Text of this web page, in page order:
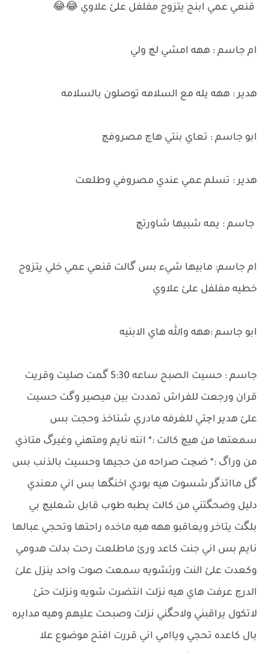
قنعي عمي ابنج يتزوج مفلفل علئ علاوي 😂😂
ام جاسم : ههه امشي لچ ولي
هدير : ههه يله مع السلامه توصلون بالسلامه
ابو جاسم : تعاي بنتي هاچ مصروفچ
هدير : تسلم عمي عندي مصروفي وطلعت
جاسم : يمه شبيها شاورتچ
ام جاسم: مابيها شيء بس گالت قنعي عمي خلي يتزوج
خطيه مفلفل علئ علاوي
ابو جاسم :ههه والله هاي الابنيه
جاسم : حسيت الصبح ساعه 5:30 گمت صليت وقريت
قران ورجعت للفراش تمددت بين ميصير وگت حسيت
علئ هدير اچتي للغرفه مادري شتاخذ وحجت بس
سمعتها من هيچ كالت :* انته نايم ومتهني وغيرگ متاذي
من وراگ :* ضچت صراحه من حجيها وحسيت بالذنب بس
گل مااتذگر شسوت هيه بودي اخنگها بس اني معندي
دليل وضحگتني من كالت يطبه طوب قابل شعليچ بي
بلگت يتاخر ويعاقبو ههه هيه ماخده راحتها وتحجي عبالها
نايم بس اني جنت كاعد ورئ ماطلعت رحت بدلت هدومي
وكعدت علئ النت ورئشويه سمعت صوت واحد ينزل علئ
الدرچ عرفت هاي هيه نزلت انتضرت شويه ونزلت حتئ
لاتكول يراقبني ولاحگني نزلت وصبحت عليهم وهيه مدايره
بال كاعده تحجي وياامي اني قررت افتح موضوع علا